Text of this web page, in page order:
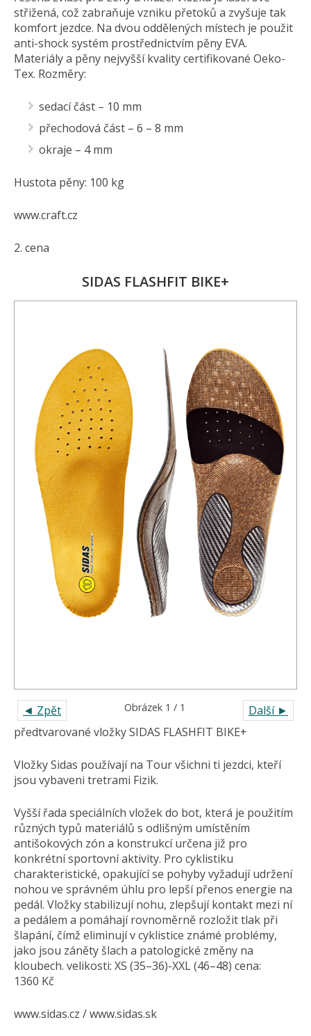
střižená, což zabraňuje vzniku přetoků a zvyšuje tak
komfort jezdce. Na dvou oddělených místech je použit
anti-shock systém prostřednictvím pěny EVA.
Materiály a pěny nejvyšší kvality certifikované Oeko-
Tex. Rozměry:
sedací část – 10 mm
přechodová část – 6 – 8 mm
okraje – 4 mm
Hustota pěny: 100 kg
www.craft.cz
2. cena
SIDAS FLASHFIT BIKE+
◄ Zpět Další ►
Obrázek 1 / 1
předtvarované vložky SIDAS FLASHFIT BIKE+
Vložky Sidas používají na Tour všichni ti jezdci, kteří
jsou vybaveni tretrami Fizik.
Vyšší řada speciálních vložek do bot, která je použitím
různých typů materiálů s odlišným umístěním
antišokových zón a konstrukcí určena již pro
konkrétní sportovní aktivity. Pro cyklistiku
charakteristické, opakující se pohyby vyžadují udržení
nohou ve správném úhlu pro lepší přenos energie na
pedál. Vložky stabilizují nohu, zlepšují kontakt mezi ní
a pedálem a pomáhají rovnoměrně rozložit tlak při
šlapání, čímž eliminují v cyklistice známé problémy,
jako jsou záněty šlach a patologické změny na
kloubech. velikosti: XS (35–36)-XXL (46–48) cena:
1360 Kč
www.sidas.cz / www.sidas.sk